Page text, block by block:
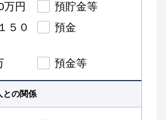
万円
預貯金等
５０
預金
預金等
との関係